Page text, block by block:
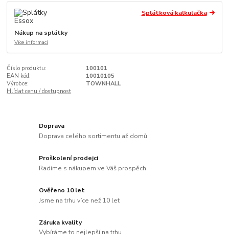
Splátková kalkulačka
Nákup na splátky
Více informací
Číslo produktu:
100101
EAN kód:
10010105
Výrobce:
TOWNHALL
Hlídat cenu / dostupnost
Doprava
Doprava celého sortimentu až domů
Proškolení prodejci
Radíme s nákupem ve Váš prospěch
Ověřeno 10 let
Jsme na trhu více než 10 let
Záruka kvality
Vybíráme to nejlepší na trhu